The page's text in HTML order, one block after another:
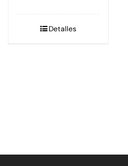
& Humidity